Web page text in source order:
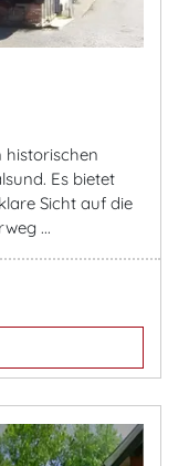
historischen
Es bietet
Sicht auf die
...